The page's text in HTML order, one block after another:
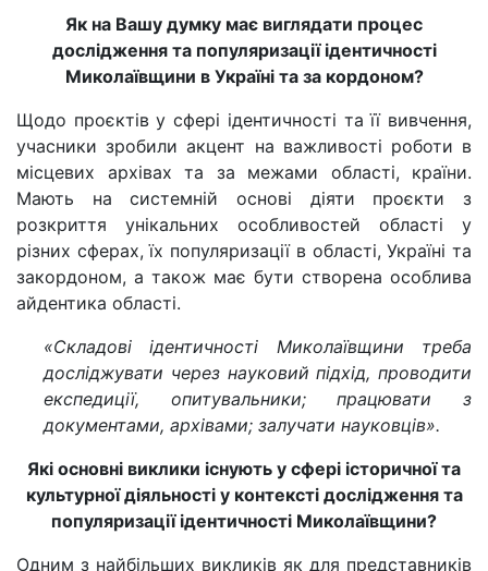
Як на Вашу думку має виглядати процес
дослідження та популяризації ідентичності
Миколаївщини в Україні та за кордоном?
Щодо проєктів у сфері ідентичності та її вивчення,
учасники зробили акцент на важливості роботи в
місцевих архівах та за межами області, країни.
Мають на системній основі діяти проєкти з
розкриття унікальних особливостей області у
різних сферах, їх популяризації в області, Україні та
закордоном, а також має бути створена особлива
айдентика області.
«Складові ідентичності Миколаївщини треба
досліджувати через науковий підхід, проводити
експедиції, опитувальники; працювати з
документами, архівами; залучати науковців».
Які основні виклики існують у сфері історичної та
культурної діяльності у контексті дослідження та
популяризації ідентичності Миколаївщини?
Одним з найбільших викликів як для представників